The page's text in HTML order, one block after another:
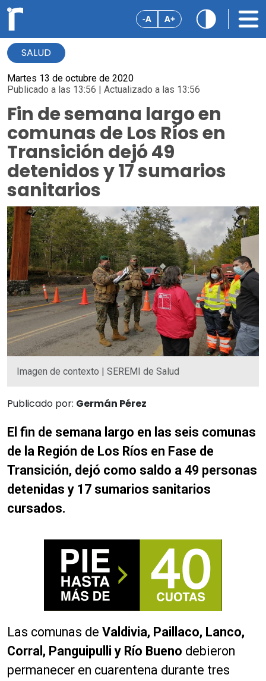
-A A+
SALUD
Martes 13 de octubre de 2020
Publicado a las 13:56 | Actualizado a las 13:56
Fin de semana largo en
comunas de Los Ríos en
Transición dejó 49
detenidos y 17 sumarios
sanitarios
Imagen de contexto | SEREMI de Salud
Publicado por: Germán Pérez
El fin de semana largo en las seis comunas
de la Región de Los Ríos en Fase de
Transición, dejó como saldo a 49 personas
detenidas y 17 sumarios sanitarios
cursados.
Las comunas de Valdivia, Paillaco, Lanco,
Corral, Panguipulli y Río Bueno debieron
permanecer en cuarentena durante tres